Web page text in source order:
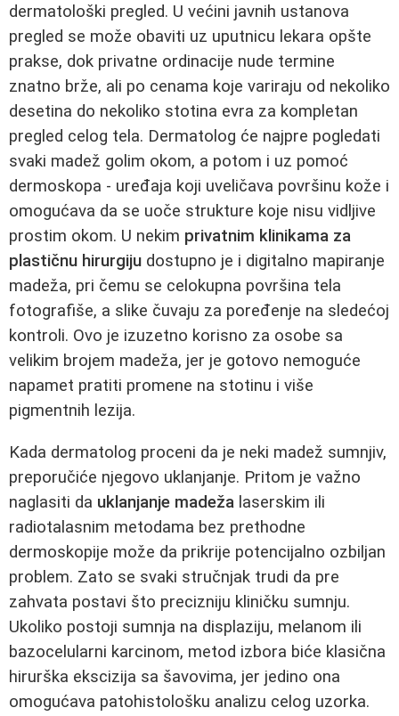
dermatološki pregled. U većini javnih ustanova
pregled se može obaviti uz uputnicu lekara opšte
prakse, dok privatne ordinacije nude termine
znatno brže, ali po cenama koje variraju od nekoliko
desetina do nekoliko stotina evra za kompletan
pregled celog tela. Dermatolog će najpre pogledati
svaki madež golim okom, a potom i uz pomoć
dermoskopa - uređaja koji uveličava površinu kože i
omogućava da se uoče strukture koje nisu vidljive
prostim okom. U nekim privatnim klinikama za
plastičnu hirurgiju dostupno je i digitalno mapiranje
madeža, pri čemu se celokupna površina tela
fotografiše, a slike čuvaju za poređenje na sledećoj
kontroli. Ovo je izuzetno korisno za osobe sa
velikim brojem madeža, jer je gotovo nemoguće
napamet pratiti promene na stotinu i više
pigmentnih lezija.
Kada dermatolog proceni da je neki madež sumnjiv,
preporučiće njegovo uklanjanje. Pritom je važno
naglasiti da uklanjanje madeža laserskim ili
radiotalasnim metodama bez prethodne
dermoskopije može da prikrije potencijalno ozbiljan
problem. Zato se svaki stručnjak trudi da pre
zahvata postavi što precizniju kliničku sumnju.
Ukoliko postoji sumnja na displaziju, melanom ili
bazocelularni karcinom, metod izbora biće klasična
hirurška ekscizija sa šavovima, jer jedino ona
omogućava patohistološku analizu celog uzorka.